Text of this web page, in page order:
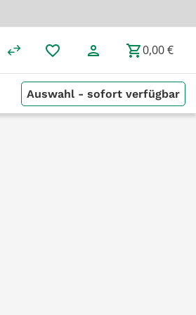
0,00 €
Auswahl - sofort verfügbar